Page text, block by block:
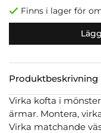
Finns i lager för
Produktbeskrivning
Virka kofta i
ärmar. Montera,
Virka matchande